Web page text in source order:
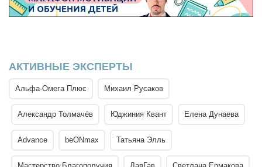
АКТИВНЫЕ ЭКСПЕРТЫ
Альфа-Омега Плюс Михаил Русаков
Александр Толмачёв Юджиния Квант Елена Дунаева
Advance beONmax Татьяна Элль